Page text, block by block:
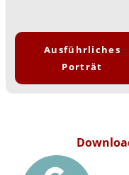
Ausführliches
Porträt